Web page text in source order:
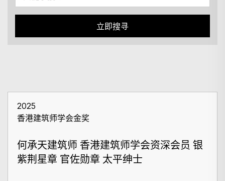
立即搜寻
2025
香港建筑师学会金奖
何承天建筑师 香港建筑师学会资深会员 银
紫荆星章 官佐勋章 太平绅士